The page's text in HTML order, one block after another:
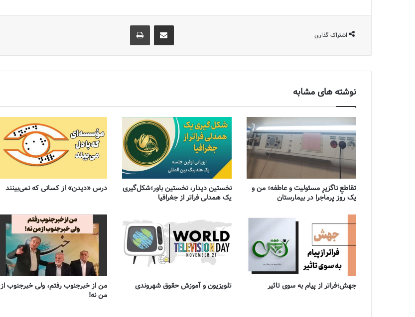
اشتراک گذاری
اشتراک گذاری با ایمیل
نوشته های مشابه
تقاطعِ ناگزیرِ مسئولیت و عاطفه؛ من و
یک روز پرماجرا در بیمارستان
نخستین دیدار، نخستین باور؛شکل‌گیری
یک همدلی فراتر از جغرافیا
درس «دیدن» از کسانی که نمی‌بینند
جهش؛فراتر از پیام به سوی تاثیر تلویزیون و آموزش حقوق شهروندی
من از خبرجنوب رفتم، ولی خبرجنوب از
من نه!